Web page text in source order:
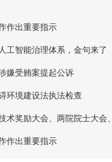
作出重要指示
工智能治理体系，金句来了
嫌受贿案提起公诉
环境建设法执法检查
术奖励大会、两院院士大会、
代表大会上的讲话
作出重要指示